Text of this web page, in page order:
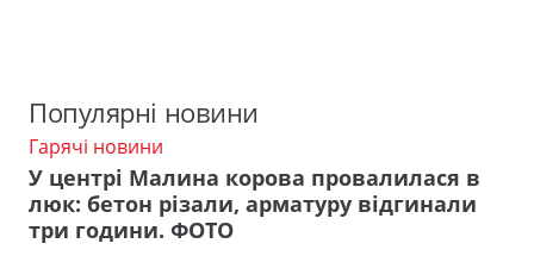
Популярні новини
Гарячі новини
У центрі Малина корова провалилася в
люк: бетон різали, арматуру відгинали
три години. ФОТО